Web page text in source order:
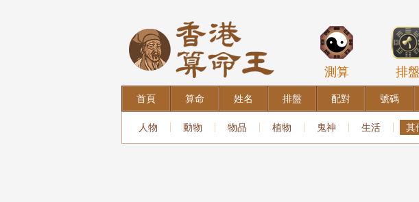
測算 排盤
首頁 算命 姓名 排盤 配對 號碼
人物 動物 物品 植物 鬼神 生活 其